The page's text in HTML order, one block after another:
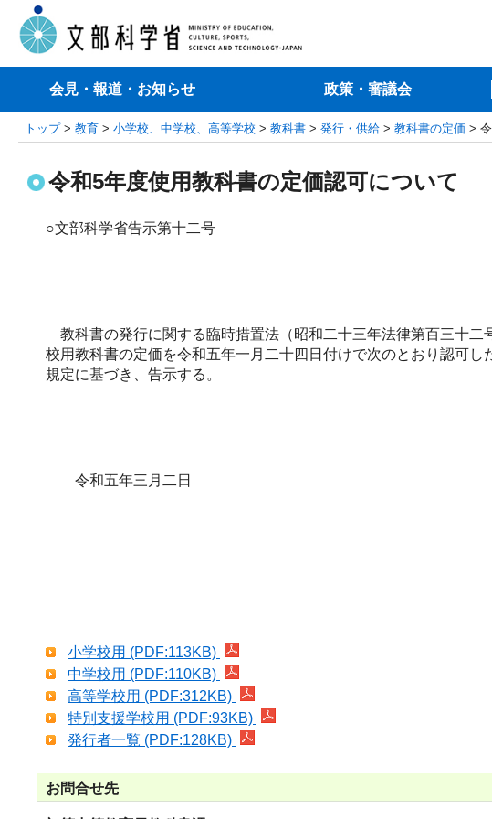
会見・報道・お知らせ 政策・審議会
トップ> 教育 > 小学校、中学校、高等学校 > 教科書 > 発行・供給 > 教科書の定価 >
令和5年度使用教科書の定価認可について
○文部科学省告示第十二号
教科書の発行に関する臨時措置法（昭和二十三年法律第百三十
校用教科書の定価を令和五年一月二十四日付けで次のとおり認可
規定に基づき、告示する。
令和五年三月二日
小学校用 (PDF:113KB)
中学校用 (PDF:110KB)
高等学校用 (PDF:312KB)
特別支援学校用 (PDF:93KB)
発行者一覧 (PDF:128KB)
お問合せ先